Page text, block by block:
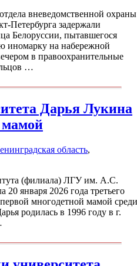
вневедомственной охраны
Петербурга задержали
Белоруссии, пытавшегося
иномарку на набережной
в правоохранительные
…
Дарья Лукина
мамой
область,
(филиала) ЛГУ им. А.С.
января 2026 года третьего
многодетной мамой среди
родилась в 1996 году в г.